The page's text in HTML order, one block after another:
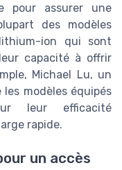
pour assurer une
des modèles
ion qui sont
capacité à offrir
Michael Lu, un
modèles équipés
leur efficacité
rapide.
un accès